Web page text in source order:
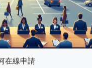
在線申請